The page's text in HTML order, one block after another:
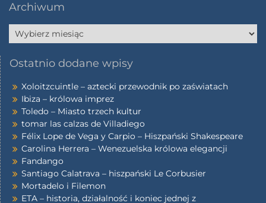
Archiwum
Ostatnio dodane wpisy
Xoloitzcuintle – aztecki przewodnik po zaświatach
Ibiza – królowa imprez
Toledo – Miasto trzech kultur
tomar las calzas de Villadiego
Félix Lope de Vega y Carpio – Hiszpański Shakespeare
Carolina Herrera – Wenezuelska królowa elegancji
Fandango
Santiago Calatrava – hiszpański Le Corbusier
Mortadelo i Filemon
ETA – historia, działalność i koniec jednej z